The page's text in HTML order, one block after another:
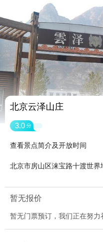
北京云泽山庄
3.0 分
查看景点简介及开放时间
北京市房山区涞宝路十渡世界
暂无报价
暂无门票预订，我们正在努力